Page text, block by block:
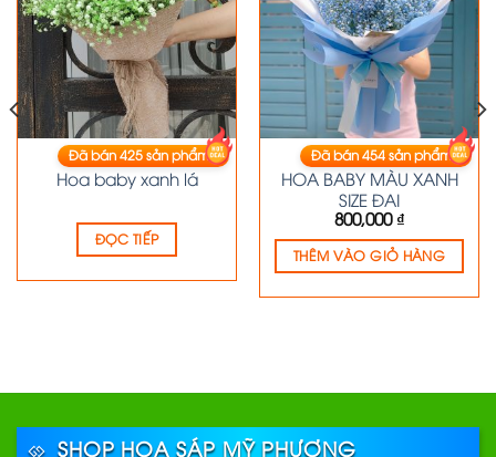
HOA BABY
Hoa baby xanh lá
Đã bán425sản phẩm
ĐỌC TIẾP
HOA BABY
HOA BABY MÀU XANH
SIZE ĐẠI
800,000₫
Đã bán454sản phẩm
THÊM VÀO GIỎ HÀNG
SHOP HOA SÁP MỸ PHƯỢNG